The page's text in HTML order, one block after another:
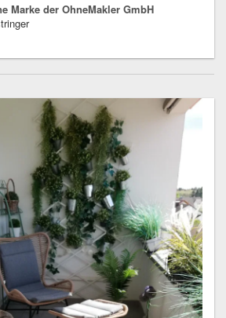
Marke der OhneMakler GmbH